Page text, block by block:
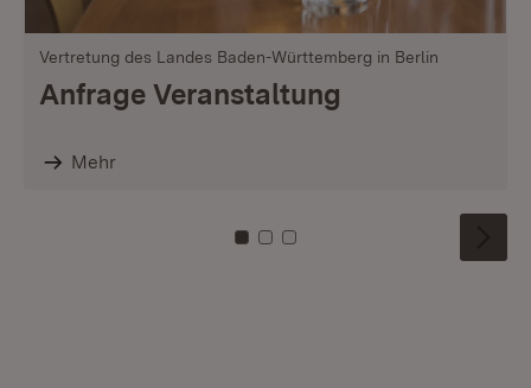
Vertretung des Landes Baden-Württemberg in Berlin
Anfrage Veranstaltung
Mehr
Zu Kachel: 0
Zu Kachel: 1
Zu Kachel: 2